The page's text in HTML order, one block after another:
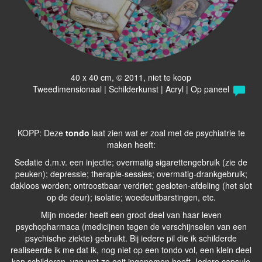
40 x 40 cm, © 2011, niet te koop
Tweedimensionaal | Schilderkunst | Acryl | Op paneel
KOPP: Deze tondo laat zien wat er zoal met de psychiatrie te
maken heeft:
Sedatie d.m.v. een injectie; overmatig sigarettengebruik (zie de
peuken); depressie; therapie-sessies; overmatig-drankgebruik;
dakloos worden; ontroostbaar verdriet; gesloten-afdeling (het slot
op de deur); isolatie; woedeuitbarstingen, etc.
Mijn moeder heeft een groot deel van haar leven
psychopharmaca (medicijnen tegen de verschijnselen van een
psychische ziekte) gebruikt. Bij iedere pil die ik schilderde
realiseerde ik me dat ik, nog niet op een tondo vol, een klein deel